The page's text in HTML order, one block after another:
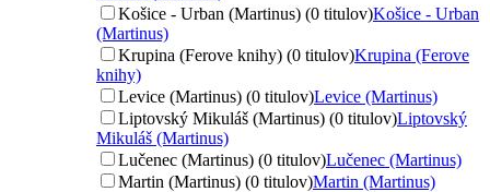
Košice - Urban (Martinus) (0 titulov)Košice - Urban
(Martinus)
Krupina (Ferove knihy) (0 titulov)Krupina (Ferove
knihy)
Levice (Martinus) (0 titulov)Levice (Martinus)
Liptovský Mikuláš (Martinus) (0 titulov)Liptovský
Mikuláš (Martinus)
Lučenec (Martinus) (0 titulov)Lučenec (Martinus)
Martin (Martinus) (0 titulov)Martin (Martinus)